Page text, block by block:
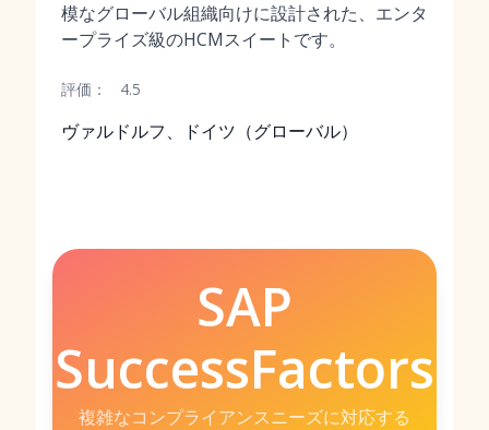
模なグローバル組織向けに設計された、エンタ
ープライズ級のHCMスイートです。
評価： 4.5
ヴァルドルフ、ドイツ（グローバル）
SAP
SuccessFactors
複雑なコンプライアンスニーズに対応する